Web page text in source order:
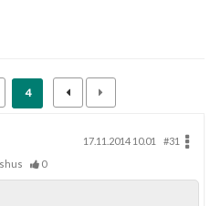
4
17.11.2014 10.01
#31
0